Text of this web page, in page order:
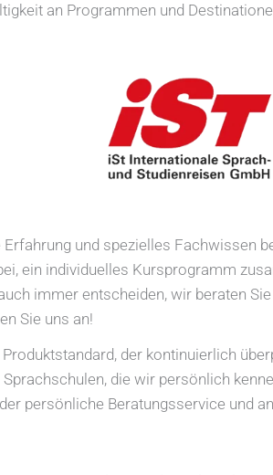
an Programmen und
und spezielles Fach­wissen
ein individuelles Kursprogramm
immer entscheiden, wir beraten
Sie uns an!
der kontinuierlich
die wir persönlich
persönliche Beratungsservice und